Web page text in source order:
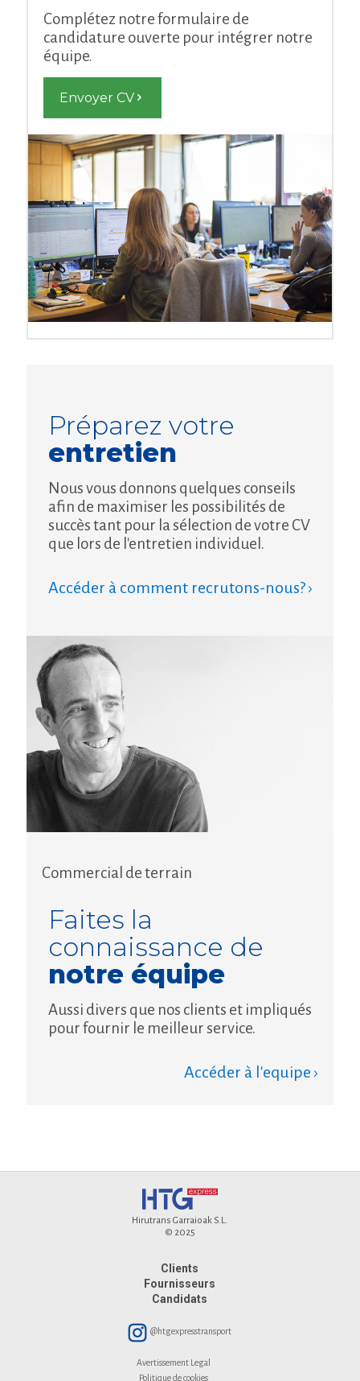
Complétez notre formulaire de
candidature ouverte pour intégrer notre
équipe.
Envoyer CV
Préparez votre
entretien
Nous vous donnons quelques conseils
afin de maximiser les possibilités de
succès tant pour la sélection de votre CV
que lors de l'entretien individuel.
Accéder à comment recrutons-nous? ›
Commercial de terrain
Faites la
connaissance de
notre équipe
Aussi divers que nos clients et impliqués
pour fournir le meilleur service.
Accéder à l'equipe ›
Hirutrans Garraioak S.L.
© 2025
Clients
Fournisseurs
Candidats
@htgexpresstransport
Avertissement Legal
Politique de cookies